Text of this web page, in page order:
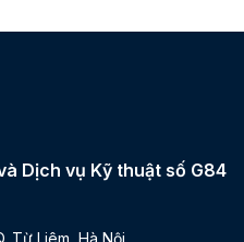
Dịch vụ Kỹ thuật số G84
Từ Liêm, Hà Nội